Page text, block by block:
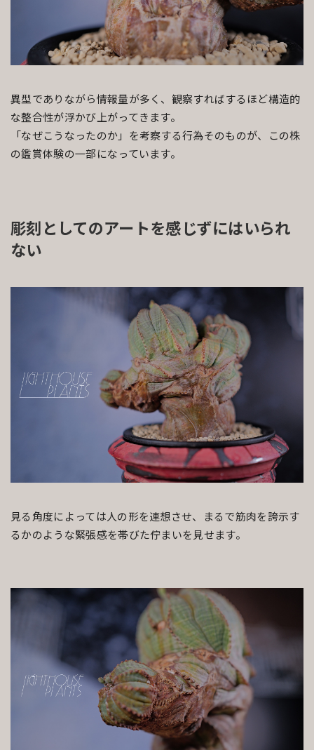
異型でありながら情報量が多く、観察すればするほど構造的
な整合性が浮かび上がってきます。
「なぜこうなったのか」を考察する行為そのものが、この株
の鑑賞体験の一部になっています。
彫刻としてのアートを感じずにはいられ
ない
見る角度によっては人の形を連想させ、まるで筋肉を誇示す
るかのような緊張感を帯びた佇まいを見せます。